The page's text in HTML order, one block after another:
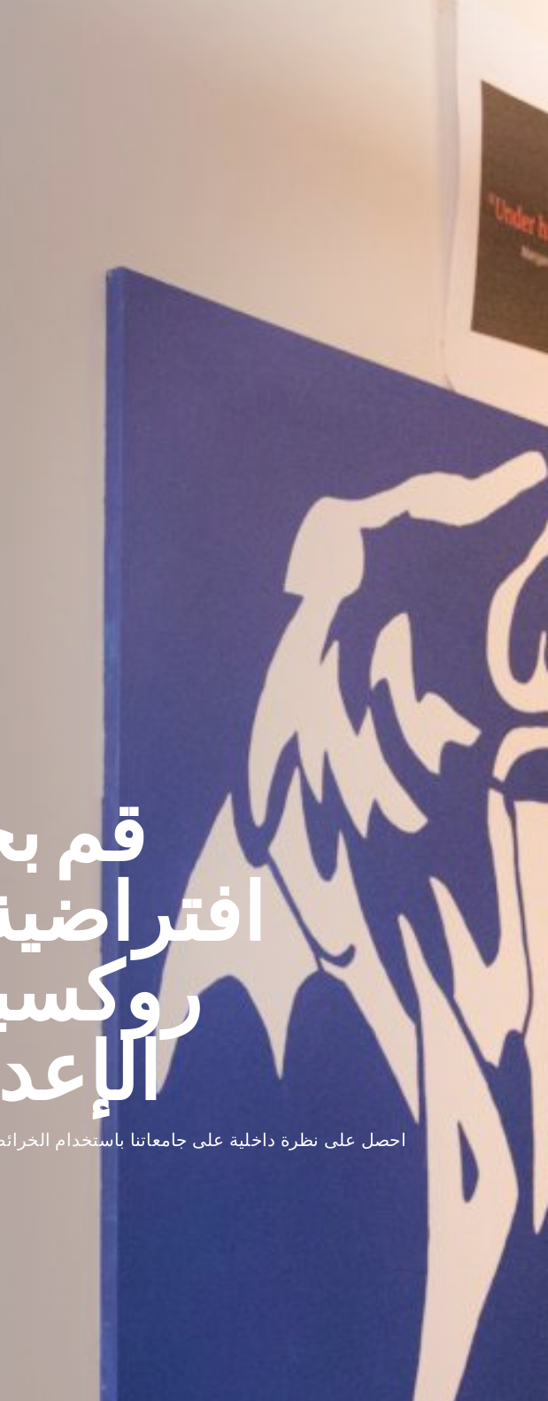
قم
احصل على نظرة داخلية على جامعاتنا باستخدام الخرائط